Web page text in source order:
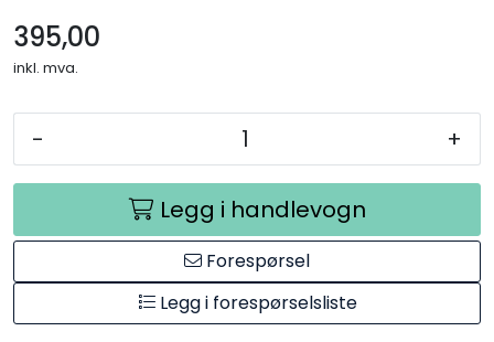
395,00
inkl. mva.
- +
Legg i handlevogn
Forespørsel
Legg i forespørselsliste